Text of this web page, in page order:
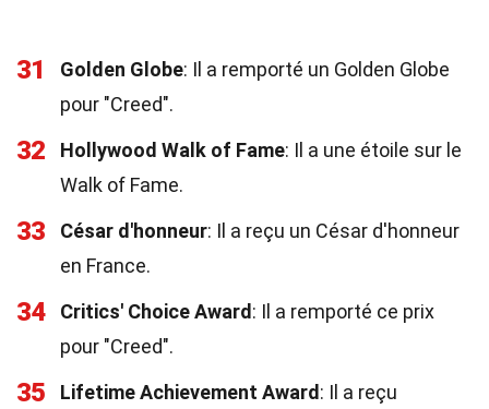
31 Golden Globe: Il a remporté un Golden Globe
pour "Creed".
32 Hollywood Walk of Fame: Il a une étoile sur le
Walk of Fame.
33 César d'honneur: Il a reçu un César d'honneur
en France.
34 Critics' Choice Award : Il a remporté ce prix
pour "Creed".
35 Lifetime Achievement Award : Il a reçu